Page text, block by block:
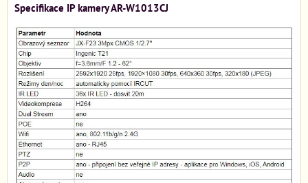
Specifikace IP kamery AR-W1013CJ